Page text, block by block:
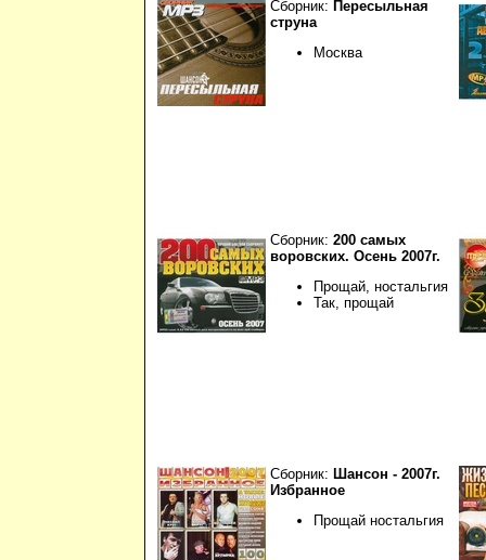
Сборник: Пересыльная
струна
Москва
Сборник: 200 самых
воровских. Осень 2007г.
Прощай, ностальгия
Так, прощай
Сборник: Шансон - 2007г.
Избранное
Прощай ностальгия